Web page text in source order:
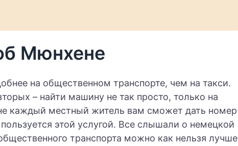
Мюнхене
на общественном транспорте, чем на такси.
– найти машину не так просто, только на
каждый местный житель вам сможет дать номер
этой услугой. Все слышали о немецкой
транспорта можно как нельзя лучше